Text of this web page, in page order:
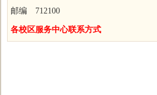
邮编 712100
各校区服务中心联系方式